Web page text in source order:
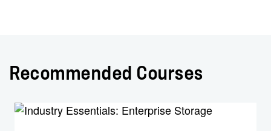
Recommended Courses